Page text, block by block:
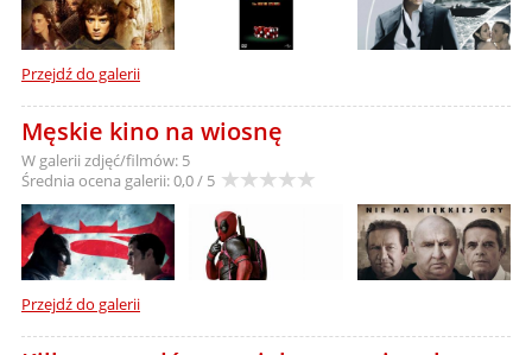
Przejdź do galerii
Męskie kino na wiosnę
W galerii zdjęć/filmów: 5
Średnia ocena galerii:0,0 / 5
Przejdź do galerii